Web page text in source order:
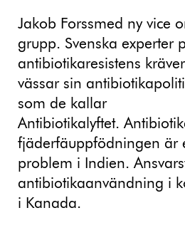
Jakob Forssmed ny vice
grupp. Svenska experter
antibiotikaresistens
vässar sin
som de kallar
Antibiotikalyftet.
fjäderfäuppfödningen är
problem i Indien.
antibiotikaanvändning i
i Kanada.